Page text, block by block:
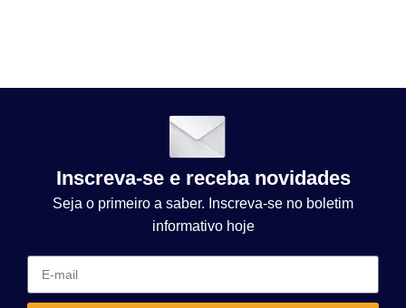
Inscreva-se e receba novidades
Seja o primeiro a saber. Inscreva-se no boletim
informativo hoje